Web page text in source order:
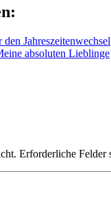
Jahreszeitenwechsel
absoluten Lieblinge
Erforderliche Felder